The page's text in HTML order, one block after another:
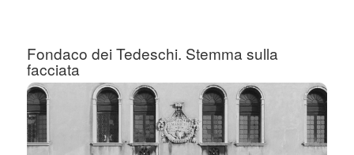
Fondaco dei Tedeschi. Stemma sulla
facciata